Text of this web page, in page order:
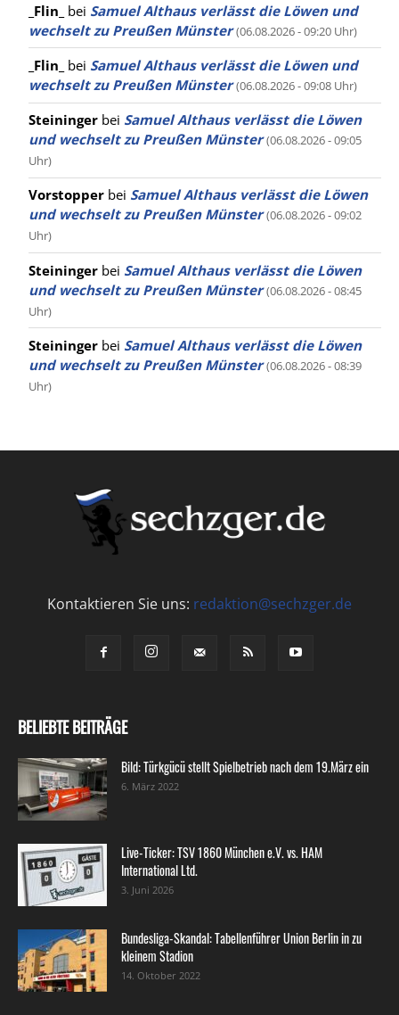
_Flin_ bei Samuel Althaus verlässt die Löwen und
wechselt zu Preußen Münster (06.08.2026 - 09:20 Uhr)
_Flin_ bei Samuel Althaus verlässt die Löwen und
wechselt zu Preußen Münster (06.08.2026 - 09:08 Uhr)
Steininger bei Samuel Althaus verlässt die Löwen
und wechselt zu Preußen Münster (06.08.2026 - 09:05
Uhr)
Vorstopper bei Samuel Althaus verlässt die Löwen
und wechselt zu Preußen Münster (06.08.2026 - 09:02
Uhr)
Steininger bei Samuel Althaus verlässt die Löwen
und wechselt zu Preußen Münster (06.08.2026 - 08:45
Uhr)
Steininger bei Samuel Althaus verlässt die Löwen
und wechselt zu Preußen Münster (06.08.2026 - 08:39
Uhr)
Kontaktieren Sie uns: redaktion@sechzger.de
BELIEBTE BEITRÄGE
Bild: Türkgücü stellt Spielbetrieb nach dem 19.März ein
6. März 2022
Live-Ticker: TSV 1860 München e.V. vs. HAM
International Ltd.
3. Juni 2026
Bundesliga-Skandal: Tabellenführer Union Berlin in zu
kleinem Stadion
14. Oktober 2022